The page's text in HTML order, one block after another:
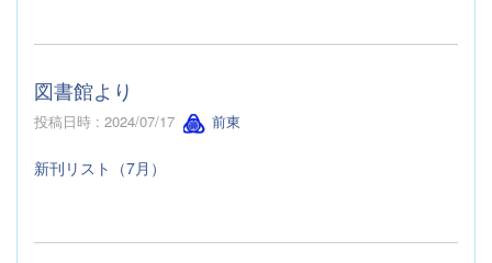
図書館より
投稿日時 : 2024/07/17 前東
新刊リスト（7月）